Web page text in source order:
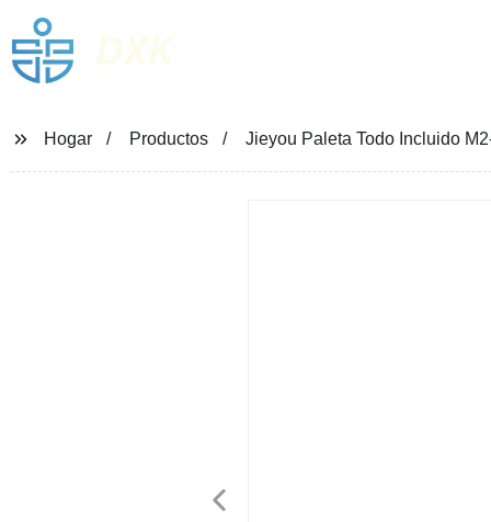
Hogar Productos Jieyou Paleta Todo Incluido